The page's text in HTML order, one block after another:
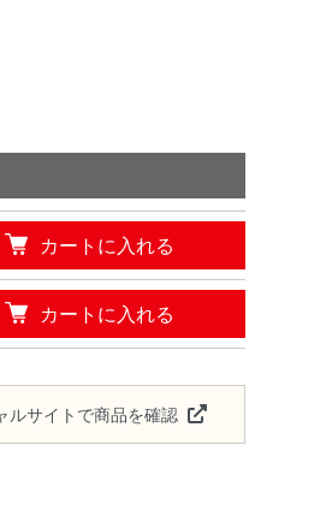
カートに入れる
カートに入れる
ルサイトで商品を確認